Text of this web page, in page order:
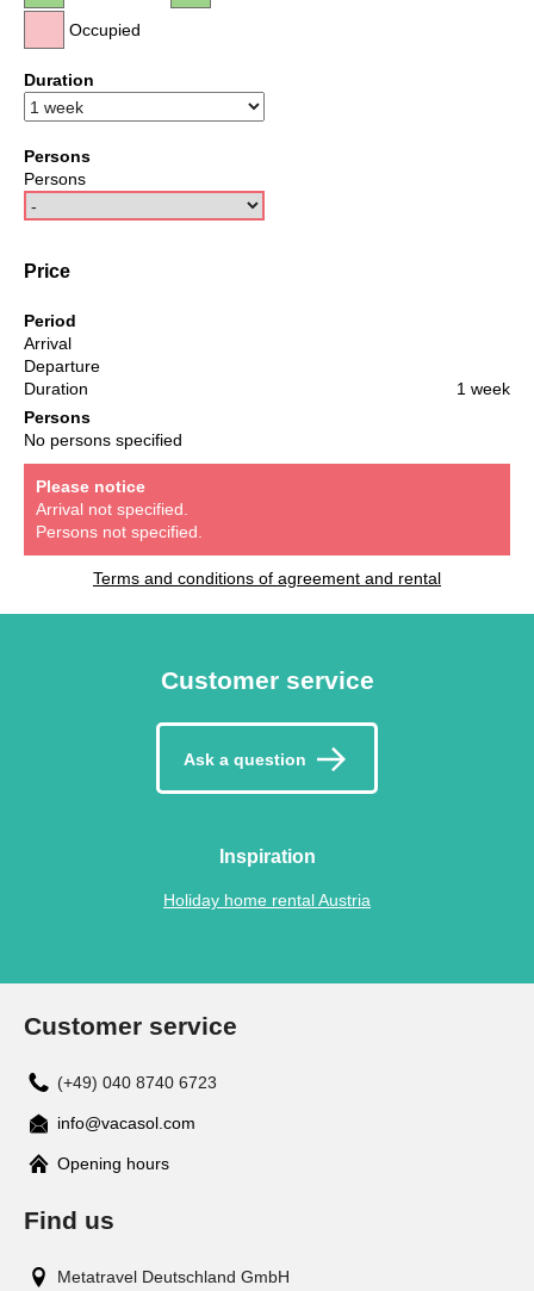
Occupied
Duration
Persons
Persons
Price
Period
Arrival
Departure
Duration
1 week
Persons
No persons specified
Please notice
Arrival not specified.
Persons not specified.
Terms and conditions of agreement and rental
Customer service
Ask a question
Inspiration
Holiday home rental Austria
Customer service
(+49) 040 8740 6723
info@vacasol.com
Opening hours
Find us
Metatravel Deutschland GmbH